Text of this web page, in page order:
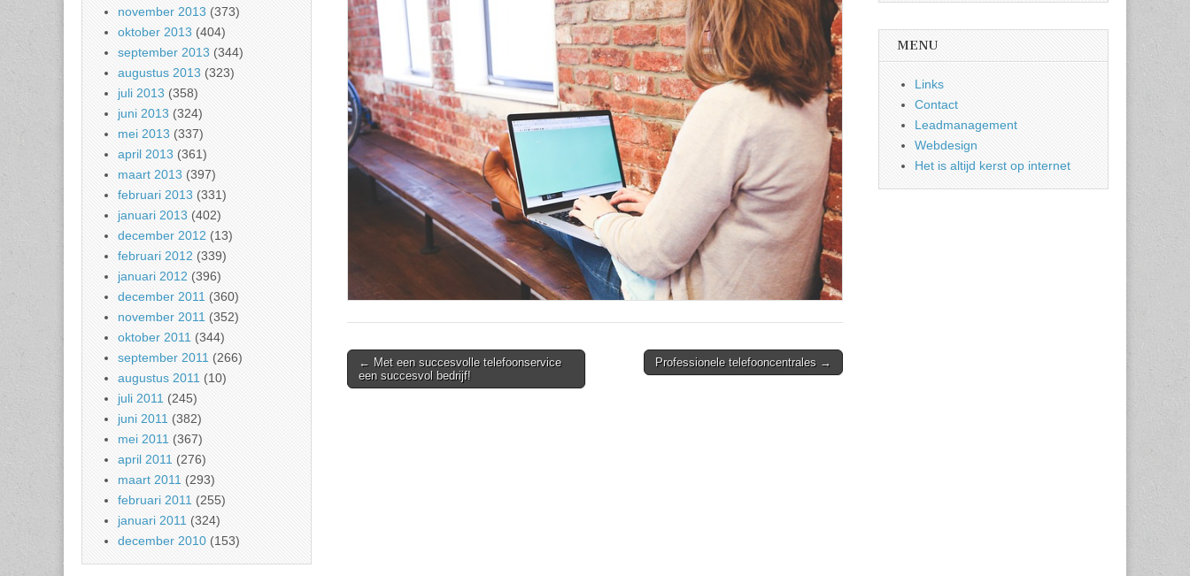
Post
navigation
← Met een succesvolle telefoonservice
een succesvol bedrijf!
Professionele telefooncentrales →
november 2013 (373)
oktober 2013 (404)
september 2013 (344)
augustus 2013 (323)
juli 2013 (358)
juni 2013 (324)
mei 2013 (337)
april 2013 (361)
maart 2013 (397)
februari 2013 (331)
januari 2013 (402)
december 2012 (13)
februari 2012 (339)
januari 2012 (396)
december 2011 (360)
november 2011 (352)
oktober 2011 (344)
september 2011 (266)
augustus 2011 (10)
juli 2011 (245)
juni 2011 (382)
mei 2011 (367)
april 2011 (276)
maart 2011 (293)
februari 2011 (255)
januari 2011 (324)
december 2010 (153)
MENU
Links
Contact
Leadmanagement
Webdesign
Het is altijd kerst op internet